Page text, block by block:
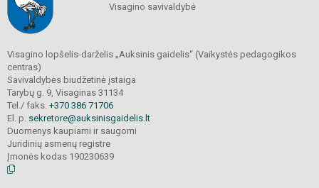
Visagino savivaldybė
Visagino lopšelis-darželis „Auksinis gaidelis“ (Vaikystės pedagogikos
centras)
Savivaldybės biudžetinė įstaiga
Tarybų g. 9, Visaginas 31134
Tel./ faks. +370 386 71706
El. p. sekretore@auksinisgaidelis.lt
Duomenys kaupiami ir saugomi
Juridinių asmenų registre
Įmonės kodas 190230639